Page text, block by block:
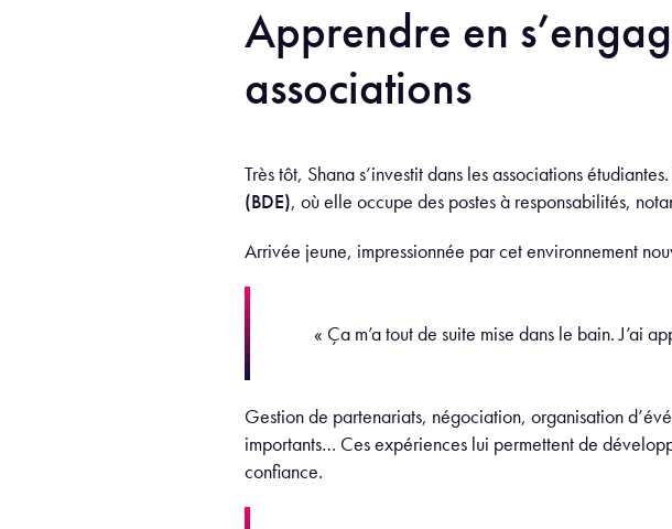
Apprendre en
associations
Très tôt, Shana s’investit dans les associations
(BDE), où elle occupe des postes à responsabilités,
Arrivée jeune, impressionnée par cet environnement
« Ça m’a tout de suite mise dans le bain. J’ai
Gestion de partenariats, négociation, organisation
importants… Ces expériences lui permettent de
confiance.